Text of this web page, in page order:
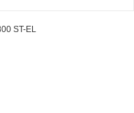
ST-EL